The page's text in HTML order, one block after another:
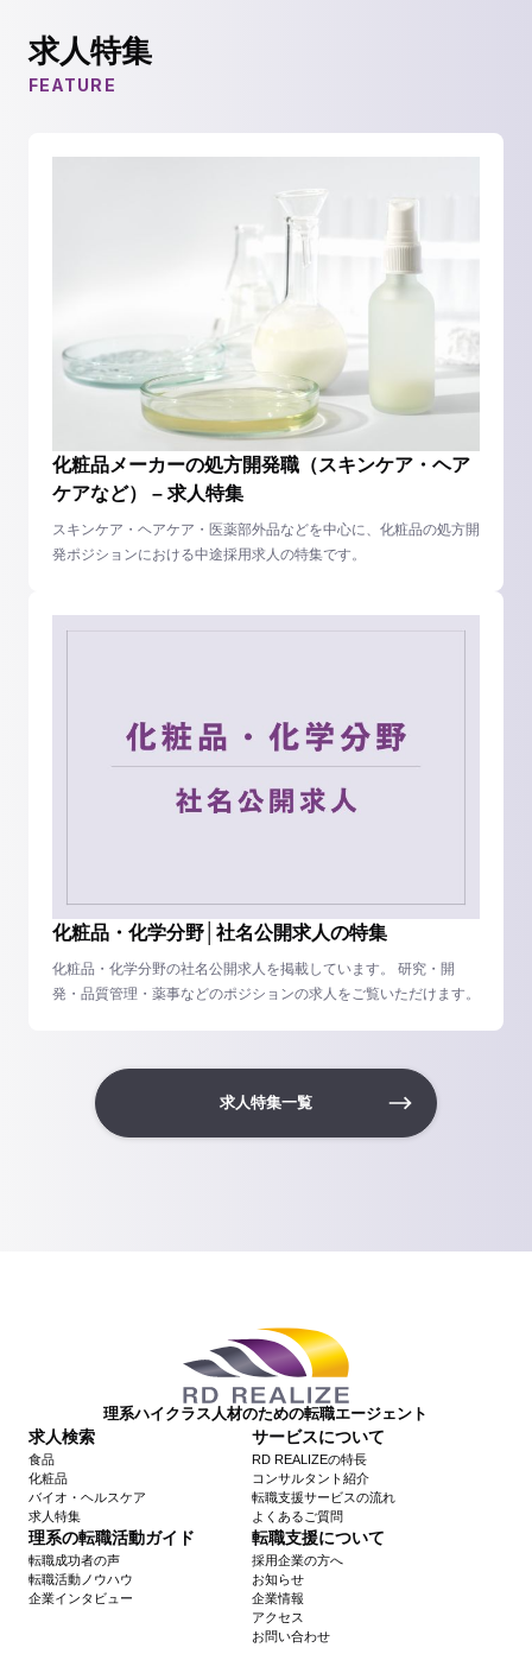
求人特集
FEATURE
化粧品メーカーの処方開発職（スキンケア・ヘア
ケアなど） – 求人特集
スキンケア・ヘアケア・医薬部外品などを中心に、化粧品の処方開
発ポジションにおける中途採用求人の特集です。
化粧品・化学分野│社名公開求人の特集
化粧品・化学分野の社名公開求人を掲載しています。 研究・開
発・品質管理・薬事などのポジションの求人をご覧いただけます。
求人特集一覧
理系ハイクラス人材のための転職エージェント
求人検索
食品
化粧品
バイオ・ヘルスケア
求人特集
サービスについて
RD REALIZEの特長
コンサルタント紹介
転職支援サービスの流れ
よくあるご質問
理系の転職活動ガイド
転職成功者の声
転職活動ノウハウ
企業インタビュー
転職支援について
採用企業の方へ
お知らせ
企業情報
アクセス
お問い合わせ